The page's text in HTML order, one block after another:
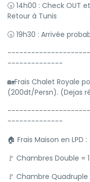
🕠 14h00 : Check OUT
Retour à Tunis
🕠 19h30 : Arrivée
--------------
🏡Frais Chalet Royale
(200dt/Persn). (Dejas
--------------
🏠 Frais Maison en LPD :
🚩 Chambres Double =
🚩 Chambre Quadruple